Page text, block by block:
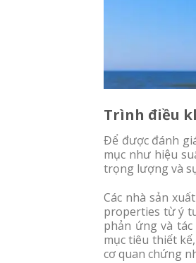
Trình điều
Để được đánh
mục như hiệu
trọng lượng và
Các nhà sản
properties từ ý
phản ứng và
mục tiêu thiết
cơ quan chứng